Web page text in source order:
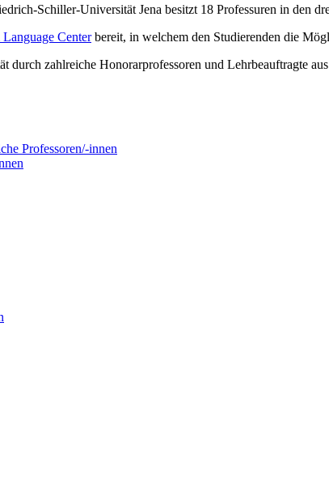
Schiller-Universität Jena besitzt 18 Professuren in den
Centerbereit, in welchem den Studierenden die
durch zahlreiche Honorarprofessoren und Lehrbeauftragte
Professoren/-innen